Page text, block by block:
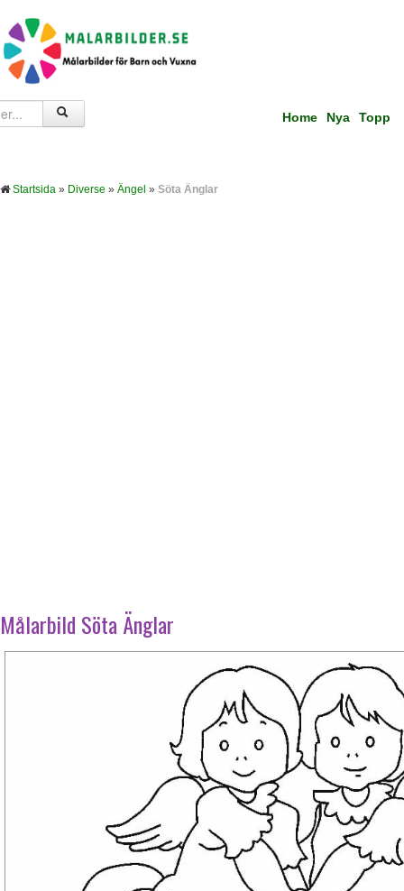
Home Nya Topp
Startsida » Diverse » Ängel » Söta Änglar
Målarbild Söta Änglar